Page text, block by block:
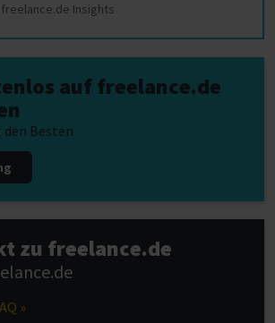
freelance.de Insights
auf freelance.de
Besten
zu freelance.de
»